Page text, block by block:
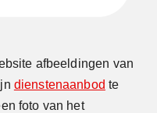
afbeeldingen van
dienstenaanbod te
foto van het